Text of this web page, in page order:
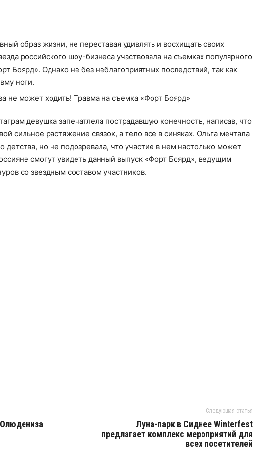
образ жизни, не переставая удивлять и восхищать своих
российского шоу-бизнеса участвовала на съемках популярного
Боярд». Однако не без неблагоприятных последствий, так как
ноги.
девушка запечатлела пострадавшую конечность, написав, что
сильное растяжение связок, а тело все в синяках. Ольга мечтала
детства, но не подозревала, что участие в нем настолько может
смогут увидеть данный выпуск «Форт Боярд», ведущим
со звездным составом участников.
Следующая статья
Луна-парк в Сиднее Winterfest
предлагает комплекс мероприятий для
всех посетителей